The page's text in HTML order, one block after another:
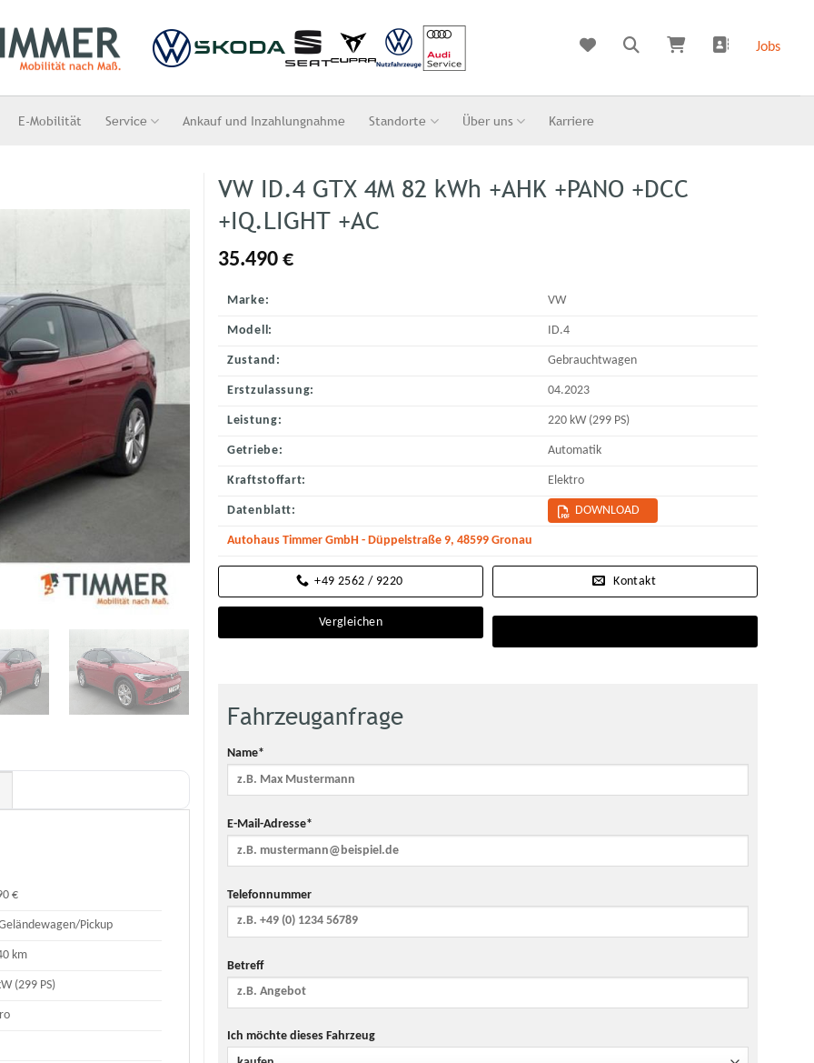
Jobs
E-Mobilität Service Ankauf und Inzahlungnahme Standorte Über uns Karriere
€
Pickup
km
(299 PS)
VW ID.4 GTX 4M 82 kWh +AHK +PANO +DCC
+IQ.LIGHT +AC
35.490 €
Marke: VW
Modell: ID.4
Zustand: Gebrauchtwagen
Erstzulassung: 04.2023
Leistung: 220 kW (299 PS)
Getriebe: Automatik
Kraftstoffart: Elektro
Datenblatt: DOWNLOAD
Autohaus Timmer GmbH - Düppelstraße 9, 48599 Gronau
+49 2562 / 9220 Kontakt
Vergleichen
Fahrzeuganfrage
Name*
E-Mail-Adresse*
Telefonnummer
Betreff
Ich möchte dieses Fahrzeug